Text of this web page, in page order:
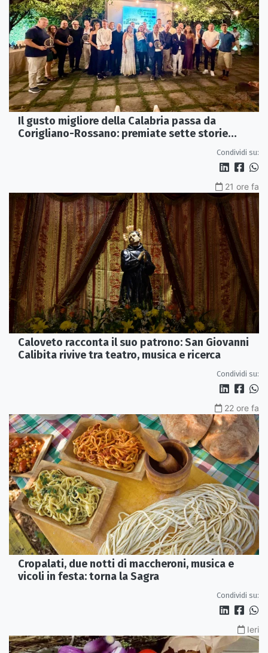
Il gusto migliore della Calabria passa da
Corigliano-Rossano: premiate sette storie
Condividi su:
21 ore fa
Caloveto racconta il suo patrono: San Giovanni
Calibita rivive tra teatro, musica e ricerca
Condividi su:
22 ore fa
Cropalati, due notti di maccheroni, musica e
vicoli in festa: torna la Sagra
Condividi su:
Ieri